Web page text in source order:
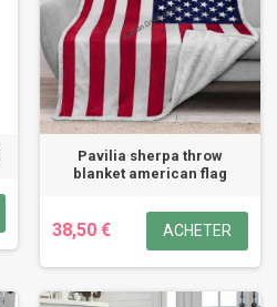
Pavilia sherpa throw
blanket american flag
38,50 € ACHETER